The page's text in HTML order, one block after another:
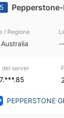
/ Regione
Australia --
del server
PEPPERSTONE